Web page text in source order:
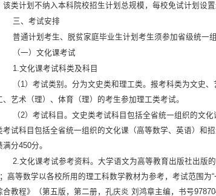
该类计划不纳入本科院校招生计划总规模，每校免试计划设置
三、考试安排
普通计划考生、脱贫家庭毕业生计划考生须参加省级统一
（一）文化课考试
1.文化课考试科类及科目
（1）考试类别。分为文史类和理工类。报考科类为文史
、艺术（理）、体育（理）的考生参加理工类考试。
（2）考试科目。文史类考试科目包括全省统一组织的文
考试科目包括全省统一组织的文化课（高等数学、英语）和
满分450分。
2.文化课考试参考资料。大学语文为高等教育出版社出版
高等数学以各校所用的理工科数学教材为参考，考试范围
合教程》（第五版，第二册，孔庆炎 刘鸿章主编，书号